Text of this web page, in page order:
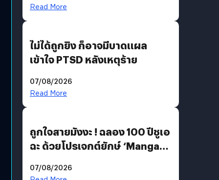
Read More
ไม่ได้ถูกยิง ก็อาจมีบาดแผล
เข้าใจ PTSD หลังเหตุร้าย
07/08/2026
Read More
ถูกใจสายมังงะ ! ฉลอง 100 ปีชูเอ
ฉะ ด้วยโปรเจกต์ยักษ์ ‘Manga
มีภาษาไทยด้วย
07/08/2026